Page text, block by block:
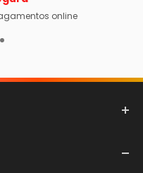
Envio rápido e